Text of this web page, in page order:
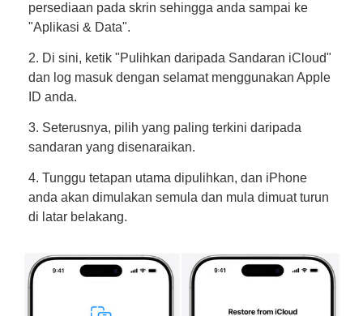
persediaan pada skrin sehingga anda sampai ke
"Aplikasi & Data".
2. Di sini, ketik "Pulihkan daripada Sandaran iCloud"
dan log masuk dengan selamat menggunakan Apple
ID anda.
3. Seterusnya, pilih yang paling terkini daripada
sandaran yang disenaraikan.
4. Tunggu tetapan utama dipulihkan, dan iPhone
anda akan dimulakan semula dan mula dimuat turun
di latar belakang.